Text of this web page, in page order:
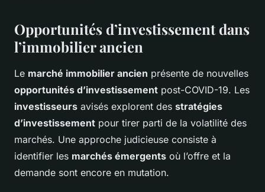
Opportunités d’investissement dans
l’immobilier ancien
Le marché immobilier ancien présente de nouvelles
opportunités d’investissement post-COVID-19. Les
investisseurs avisés explorent des stratégies
d’investissement pour tirer parti de la volatilité des
marchés. Une approche judicieuse consiste à
identifier les marchés émergents où l’offre et la
demande sont encore en mutation.